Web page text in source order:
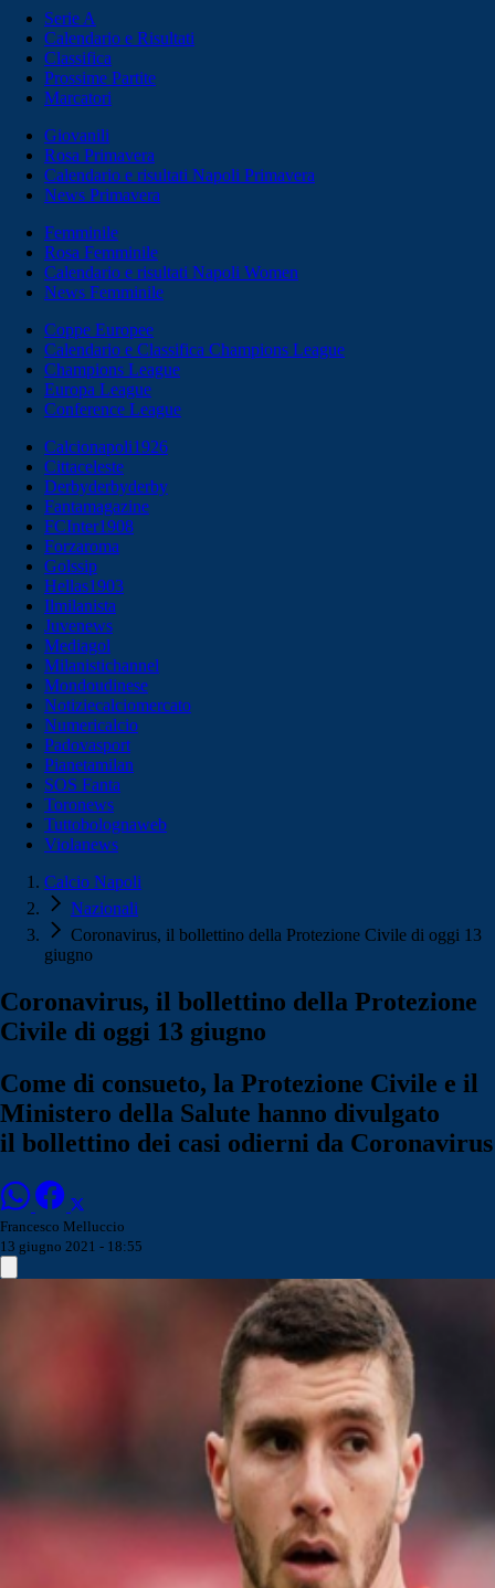
Serie A
Calendario e Risultati
Classifica
Prossime Partite
Marcatori
Giovanili
Rosa Primavera
Calendario e risultati Napoli Primavera
News Primavera
Femminile
Rosa Femminile
Calendario e risultati Napoli Women
News Femminile
Coppe Europee
Calendario e Classifica Champions League
Champions League
Europa League
Conference League
Calcionapoli1926
Cittaceleste
Derbyderbyderby
Fantamagazine
FCInter1908
Forzaroma
Golssip
Hellas1903
Ilmilanista
Juvenews
Mediagol
Milanistichannel
Mondoudinese
Notiziecalciomercato
Numericalcio
Padovasport
Pianetamilan
SOS Fanta
Toronews
Tuttobolognaweb
Violanews
Calcio Napoli
Nazionali
Coronavirus, il bollettino della Protezione Civile di oggi 13
giugno
Coronavirus, il bollettino della Protezione
Civile di oggi 13 giugno
Come di consueto, la Protezione Civile e il
Ministero della Salute hanno divulgato
il bollettino dei casi odierni da Coronavirus
Francesco Melluccio
13 giugno 2021 - 18:55